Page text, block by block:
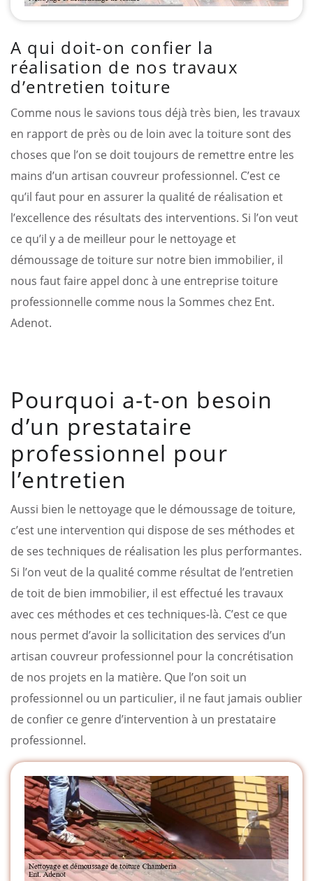
A qui doit-on confier la
réalisation de nos travaux
d’entretien toiture
Comme nous le savions tous déjà très bien, les travaux
en rapport de près ou de loin avec la toiture sont des
choses que l’on se doit toujours de remettre entre les
mains d’un artisan couvreur professionnel. C’est ce
qu’il faut pour en assurer la qualité de réalisation et
l’excellence des résultats des interventions. Si l’on veut
ce qu’il y a de meilleur pour le nettoyage et
démoussage de toiture sur notre bien immobilier, il
nous faut faire appel donc à une entreprise toiture
professionnelle comme nous la Sommes chez Ent.
Adenot.
Pourquoi a-t-on besoin
d’un prestataire
professionnel pour
l’entretien
Aussi bien le nettoyage que le démoussage de toiture,
c’est une intervention qui dispose de ses méthodes et
de ses techniques de réalisation les plus performantes.
Si l’on veut de la qualité comme résultat de l’entretien
de toit de bien immobilier, il est effectué les travaux
avec ces méthodes et ces techniques-là. C’est ce que
nous permet d’avoir la sollicitation des services d’un
artisan couvreur professionnel pour la concrétisation
de nos projets en la matière. Que l’on soit un
professionnel ou un particulier, il ne faut jamais oublier
de confier ce genre d’intervention à un prestataire
professionnel.